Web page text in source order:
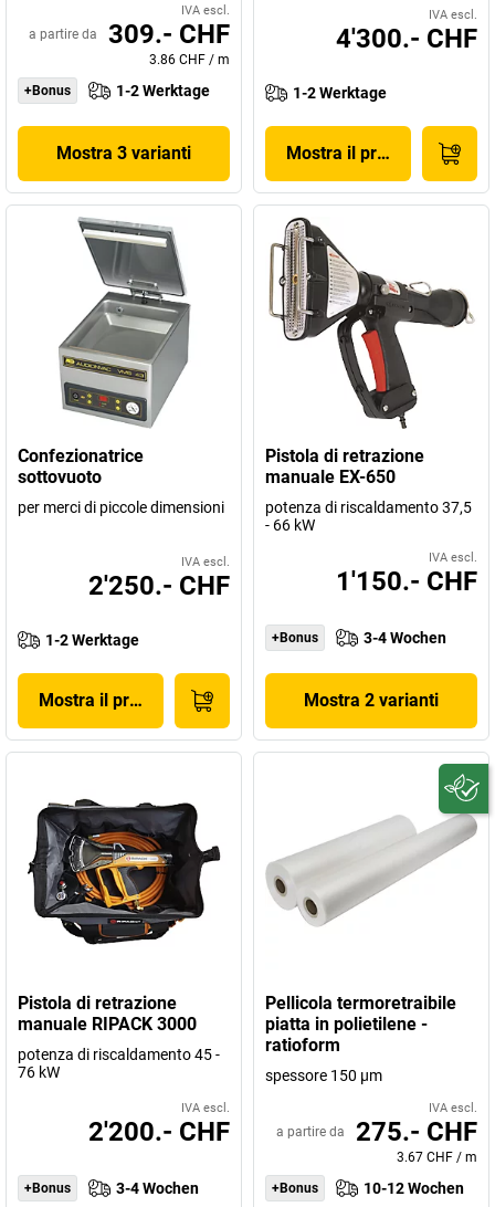
IVA escl.
a partire da 309.- CHF
3.86 CHF / m
+Bonus
1-2 Werktage
Mostra 3 varianti
IVA escl.
4'300.- CHF
1-2 Werktage
Mostra il prodotto
Confezionatrice
sottovuoto
per merci di piccole dimensioni
IVA escl.
2'250.- CHF
1-2 Werktage
Mostra il prodotto
Pistola di retrazione
manuale EX-650
potenza di riscaldamento 37,5
- 66 kW
IVA escl.
1'150.- CHF
+Bonus 3-4 Wochen
Mostra 2 varianti
Pistola di retrazione
manuale RIPACK 3000
potenza di riscaldamento 45 -
76 kW
IVA escl.
2'200.- CHF
+Bonus 3-4 Wochen
Pellicola termoretraibile
piatta in polietilene -
ratioform
spessore 150 µm
IVA escl.
a partire da 275.- CHF
3.67 CHF / m
+Bonus
10-12 Wochen